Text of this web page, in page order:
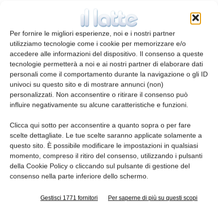
Per fornire le migliori esperienze, noi e i nostri partner
utilizziamo tecnologie come i cookie per memorizzare e/o
accedere alle informazioni del dispositivo. Il consenso a queste
tecnologie permetterà a noi e ai nostri partner di elaborare dati
personali come il comportamento durante la navigazione o gli ID
univoci su questo sito e di mostrare annunci (non)
personalizzati. Non acconsentire o ritirare il consenso può
influire negativamente su alcune caratteristiche e funzioni.
Clicca qui sotto per acconsentire a quanto sopra o per fare
scelte dettagliate. Le tue scelte saranno applicate solamente a
questo sito. È possibile modificare le impostazioni in qualsiasi
momento, compreso il ritiro del consenso, utilizzando i pulsanti
della Cookie Policy o cliccando sul pulsante di gestione del
consenso nella parte inferiore dello schermo.
Gestisci 1771 fornitori Per saperne di più su questi scopi
dettaglio coi dessert freddi premium di
Rachelli e Bontà Divina. Pasticceria
Quadrifoglio, invece, sviluppa prodotti
destinati al settore della ristorazione che
richiedono flessibilità e artigianalità. A tal fine,
Emmi ha ampliato le capacità produttive
dell’attuale stabilimento di Campogalliano, in
particolare creando un centro di innovazione.
Con la ristrutturazione, Emmi ha anche
migliorato l’efficienza energetica del sito. Una
pompa di calore – alimentata dall’elettricità
proveniente dall’impianto fotovoltaico
aziendale o dall’elettricità verde acquistata –
genera il calore impiegato nel processo